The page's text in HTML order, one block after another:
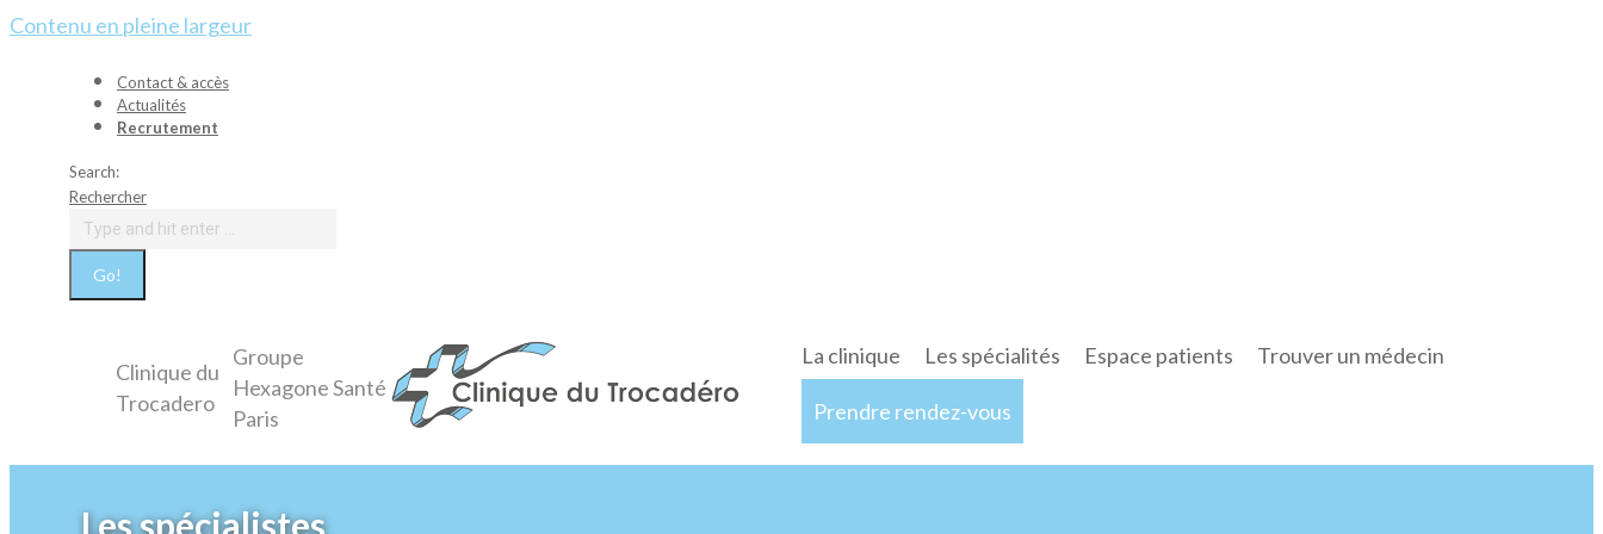
Contenu en pleine largeur
Contact & accès
Actualités
Recrutement
Search:
Rechercher
Clinique du
Trocadero
Groupe
Hexagone Santé
Paris
La clinique Les spécialités Espace patients Trouver un médecin
Prendre rendez-vous
Les spécialistes